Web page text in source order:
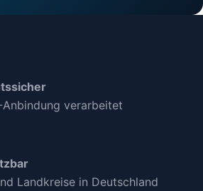
Anbindung verarbeitet
Landkreise in Deutschland